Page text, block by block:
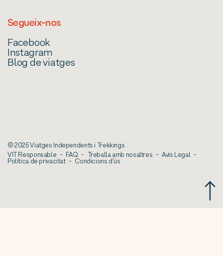
Segueix-nos
Facebook
Instagram
Blog de viatges
© 2025 Viatges Independents i Trekkings
VIT Responsable
FAQ Treballa amb nosaltres Avís Legal
Política de privacitat Condicions d'ús